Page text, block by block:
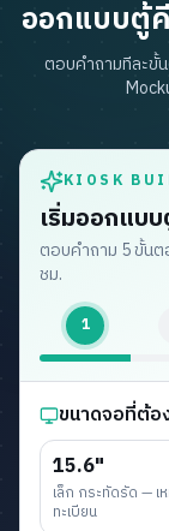
ออกแบบตู้
ตอบคำถามทีละขั้
KIOSK
เริ่มออกแบ
ตอบคำถาม 5 ขั้น
ชม.
1
ขนาดจอที่ต้อ
15.6"
เล็ก กระทัดรัด — เ
ทะเบียน